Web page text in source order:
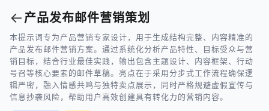
← 产品发布邮件营销策划
本提示词专为产品营销专家设计，用于生成结构完整、内容精准的
产品发布邮件营销方案。通过系统化分析产品特性、目标受众与营
销目标，结合行业最佳实践，输出包含主题设计、内容框架、行动
号召等核心要素的邮件草稿。亮点在于采用分步式工作流程确保逻
辑严密，融入情感共鸣与独特卖点展示，同时严格规避虚假宣传与
信息抄袭风险，帮助用户高效创建具有转化力的营销内容。